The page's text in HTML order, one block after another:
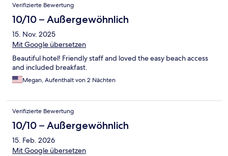
Verifizierte Bewertung
10/10 – Außergewöhnlich
15. Nov. 2025
Mit Google übersetzen
Beautiful hotel! Friendly staff and loved the easy beach access
and included breakfast.
Megan, Aufenthalt von 2 Nächten
Verifizierte Bewertung
10/10 – Außergewöhnlich
15. Feb. 2026
Mit Google übersetzen